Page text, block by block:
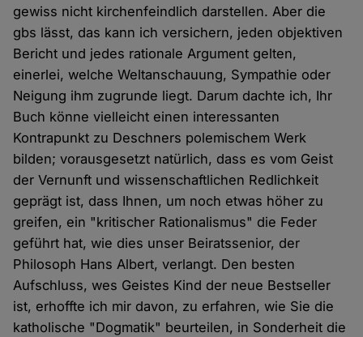
gewiss nicht kirchenfeindlich darstellen. Aber die
gbs lässt, das kann ich versichern, jeden objektiven
Bericht und jedes rationale Argument gelten,
einerlei, welche Weltanschauung, Sympathie oder
Neigung ihm zugrunde liegt. Darum dachte ich, Ihr
Buch könne vielleicht einen interessanten
Kontrapunkt zu Deschners polemischem Werk
bilden; vorausgesetzt natürlich, dass es vom Geist
der Vernunft und wissenschaftlichen Redlichkeit
geprägt ist, dass Ihnen, um noch etwas höher zu
greifen, ein "kritischer Rationalismus" die Feder
geführt hat, wie dies unser Beiratssenior, der
Philosoph Hans Albert, verlangt. Den besten
Aufschluss, wes Geistes Kind der neue Bestseller
ist, erhoffte ich mir davon, zu erfahren, wie Sie die
katholische "Dogmatik" beurteilen, in Sonderheit die